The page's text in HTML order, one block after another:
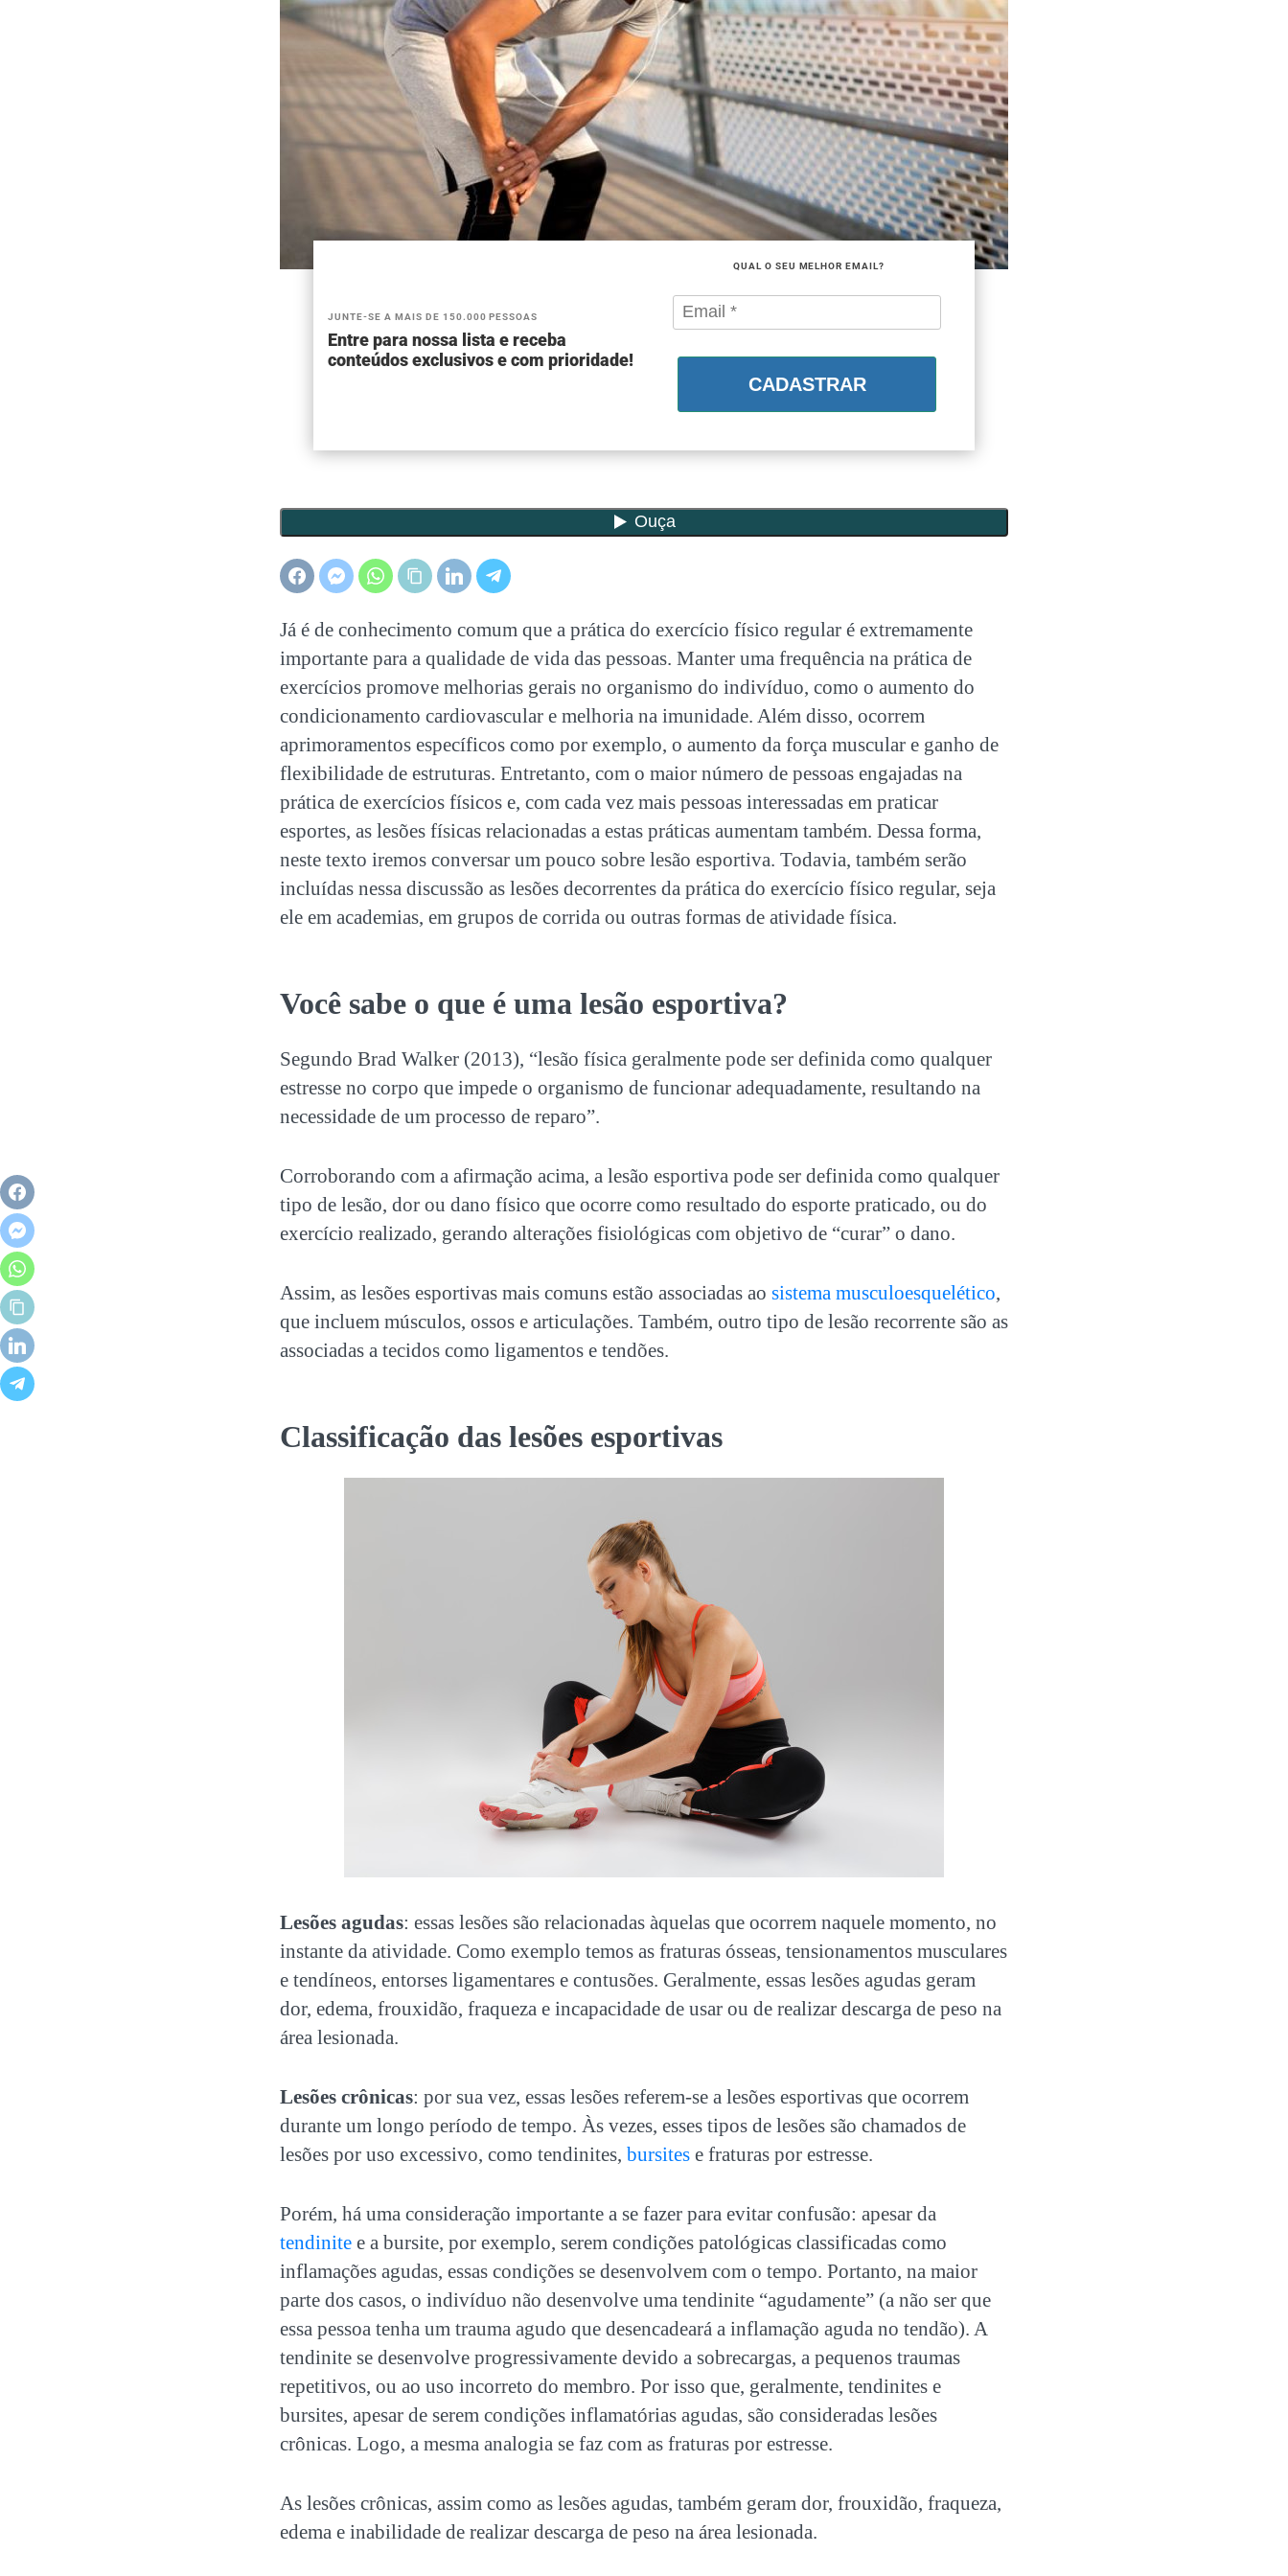
JUNTE-SE A MAIS DE 150.000 PESSOAS
Entre para nossa lista e receba
conteúdos exclusivos e com prioridade!
QUAL O SEU MELHOR EMAIL?
CADASTRAR
Já é de conhecimento comum que a prática do exercício físico regular é extremamente
importante para a qualidade de vida das pessoas. Manter uma frequência na prática de
exercícios promove melhorias gerais no organismo do indivíduo, como o aumento do
condicionamento cardiovascular e melhoria na imunidade. Além disso, ocorrem
aprimoramentos específicos como por exemplo, o aumento da força muscular e ganho de
flexibilidade de estruturas. Entretanto, com o maior número de pessoas engajadas na
prática de exercícios físicos e, com cada vez mais pessoas interessadas em praticar
esportes, as lesões físicas relacionadas a estas práticas aumentam também. Dessa forma,
neste texto iremos conversar um pouco sobre lesão esportiva. Todavia, também serão
incluídas nessa discussão as lesões decorrentes da prática do exercício físico regular, seja
ele em academias, em grupos de corrida ou outras formas de atividade física.
Você sabe o que é uma lesão esportiva?
Segundo Brad Walker (2013), “lesão física geralmente pode ser definida como qualquer
estresse no corpo que impede o organismo de funcionar adequadamente, resultando na
necessidade de um processo de reparo”.
Corroborando com a afirmação acima, a lesão esportiva pode ser definida como qualquer
tipo de lesão, dor ou dano físico que ocorre como resultado do esporte praticado, ou do
exercício realizado, gerando alterações fisiológicas com objetivo de “curar” o dano.
Assim, as lesões esportivas mais comuns estão associadas ao sistema musculoesquelético,
que incluem músculos, ossos e articulações. Também, outro tipo de lesão recorrente são as
associadas a tecidos como ligamentos e tendões.
Classificação das lesões esportivas
Lesões agudas: essas lesões são relacionadas àquelas que ocorrem naquele momento, no
instante da atividade. Como exemplo temos as fraturas ósseas, tensionamentos musculares
e tendíneos, entorses ligamentares e contusões. Geralmente, essas lesões agudas geram
dor, edema, frouxidão, fraqueza e incapacidade de usar ou de realizar descarga de peso na
área lesionada.
Lesões crônicas: por sua vez, essas lesões referem-se a lesões esportivas que ocorrem
durante um longo período de tempo. Às vezes, esses tipos de lesões são chamados de
lesões por uso excessivo, como tendinites, bursites e fraturas por estresse.
Porém, há uma consideração importante a se fazer para evitar confusão: apesar da
tendinite e a bursite, por exemplo, serem condições patológicas classificadas como
inflamações agudas, essas condições se desenvolvem com o tempo. Portanto, na maior
parte dos casos, o indivíduo não desenvolve uma tendinite “agudamente” (a não ser que
essa pessoa tenha um trauma agudo que desencadeará a inflamação aguda no tendão). A
tendinite se desenvolve progressivamente devido a sobrecargas, a pequenos traumas
repetitivos, ou ao uso incorreto do membro. Por isso que, geralmente, tendinites e
bursites, apesar de serem condições inflamatórias agudas, são consideradas lesões
crônicas. Logo, a mesma analogia se faz com as fraturas por estresse.
As lesões crônicas, assim como as lesões agudas, também geram dor, frouxidão, fraqueza,
edema e inabilidade de realizar descarga de peso na área lesionada.